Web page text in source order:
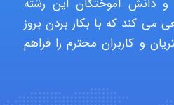
می کند که با بکار بردن بروز
و کاربران محترم را فراهم